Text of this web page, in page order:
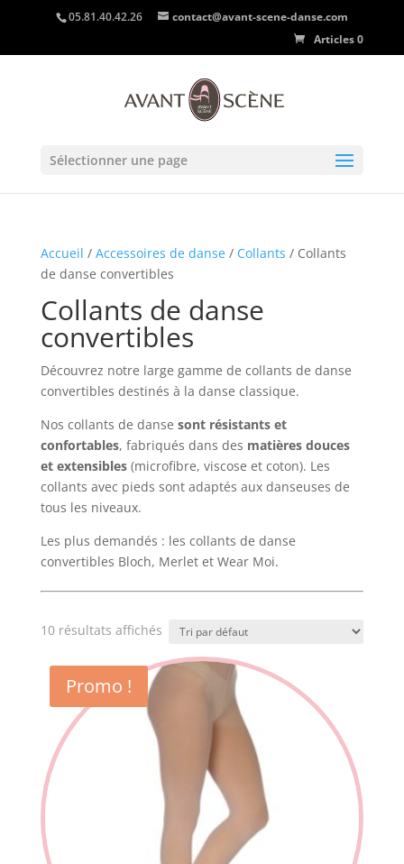
05.81.40.42.26
contact@avant-scene-danse.com
Articles 0
Sélectionner une page
Accueil / Accessoires de danse/ Collants / Collants
de danse convertibles
Collants de danse
convertibles
Découvrez notre large gamme de collants de danse
convertibles destinés à la danse classique.
Nos collants de danse sont résistants et
confortables, fabriqués dans des matières douces
et extensibles(microfibre, viscose et coton). Les
collants avec pieds sont adaptés aux danseuses de
tous les niveaux.
Les plus demandés : les collants de danse
convertibles Bloch, Merlet et Wear Moi.
10 résultats affichés
Promo !